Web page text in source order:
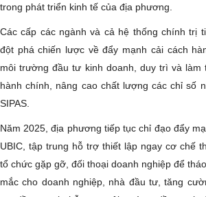
trong phát triển kinh tế của địa phương.
Các cấp các ngành và cả hệ thống chính trị
đột phá chiến lược về đẩy mạnh cải cách
môi trường đầu tư kinh doanh, duy trì và làm
hành chính, nâng cao chất lượng các chỉ số
SIPAS.
Năm 2025, địa phương tiếp tục chỉ đạo đẩy
UBIC, tập trung hỗ trợ thiết lập ngay cơ chế
tổ chức gặp gỡ, đối thoại doanh nghiệp để
mắc cho doanh nghiệp, nhà đầu tư, tăng